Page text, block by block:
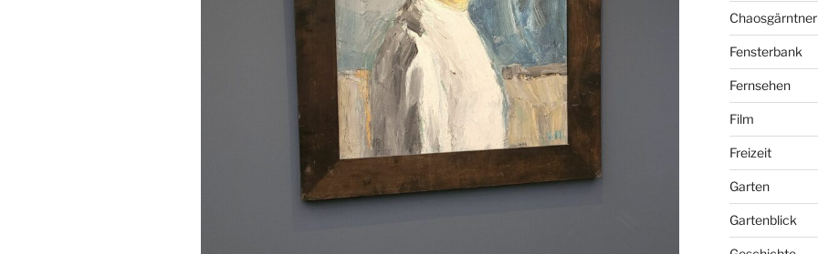
Fensterbank
Fernsehen
Film
Freizeit
Garten
Gartenblick